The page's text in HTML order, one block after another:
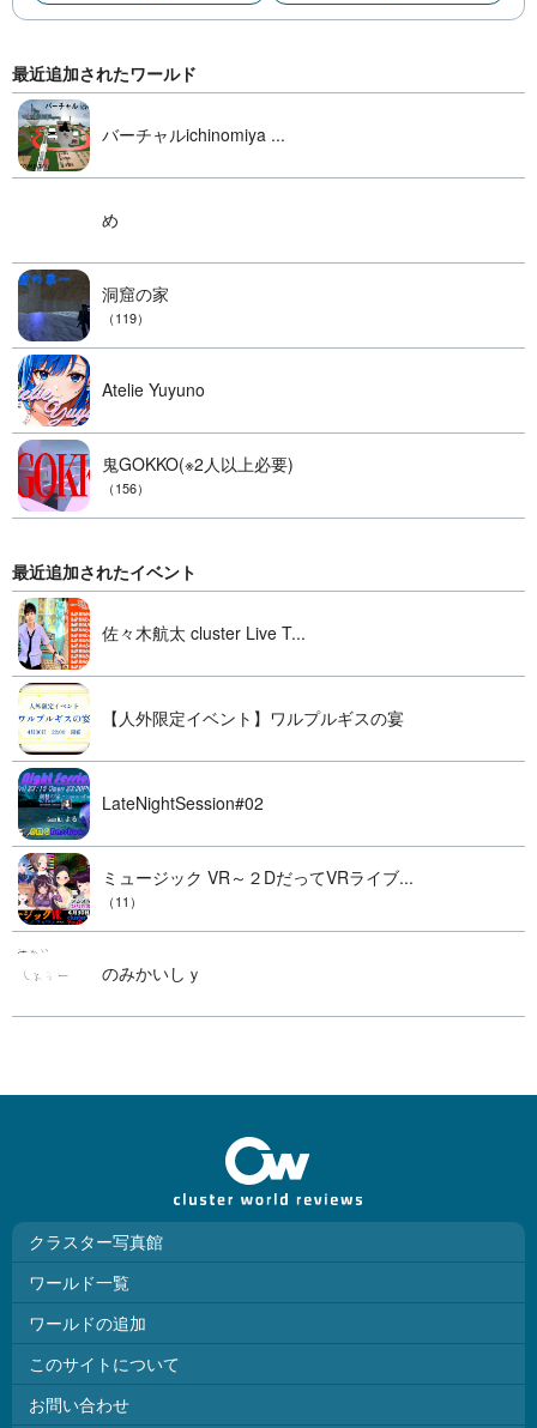
最近追加されたワールド
バーチャルichinomiya ...
め
洞窟の家
（119）
Atelie Yuyuno
鬼GOKKO(※2人以上必要)
（156）
最近追加されたイベント
佐々木航太 cluster Live T...
【人外限定イベント】ワルプルギスの宴
LateNightSession#02
ミュージック VR～２DだってVRライブ...
（11）
のみかいしｙ
クラスター写真館
ワールド一覧
ワールドの追加
このサイトについて
お問い合わせ